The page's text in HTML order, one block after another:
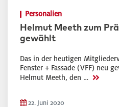
Personalien
Helmut Meeth zum
gewählt
Das in der heutigen
Fenster + Fassade (VFF) neu
Helmut Meeth, den … >>
22. Juni 2020